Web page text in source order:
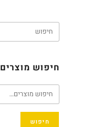
חיפוש מוצרים
חיפוש